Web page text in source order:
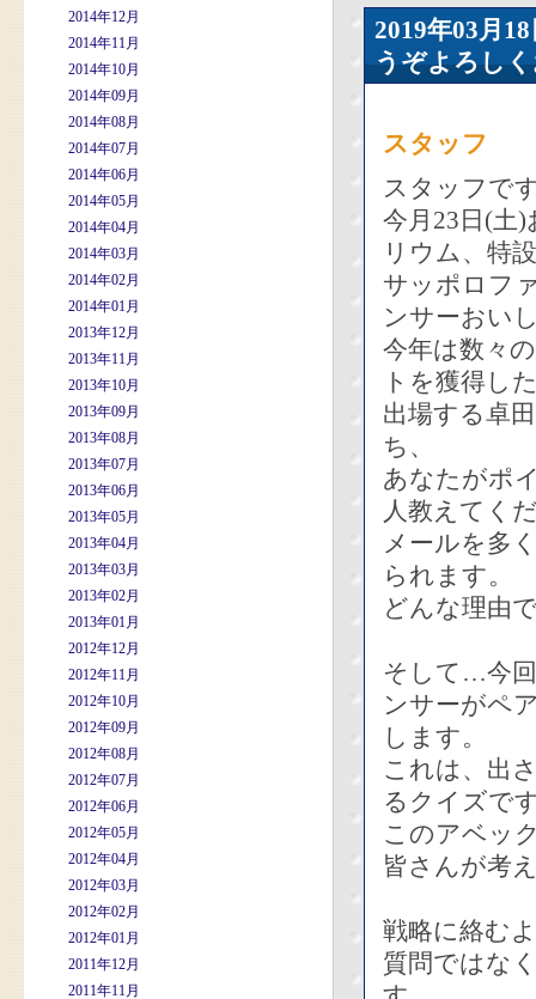
2014年12月
2014年11月
2014年10月
2014年09月
2014年08月
2014年07月
2014年06月
2014年05月
2014年04月
2014年03月
2014年02月
2014年01月
2013年12月
2013年11月
2013年10月
2013年09月
2013年08月
2013年07月
2013年06月
2013年05月
2013年04月
2013年03月
2013年02月
2013年01月
2012年12月
2012年11月
2012年10月
2012年09月
2012年08月
2012年07月
2012年06月
2012年05月
2012年04月
2012年03月
2012年02月
2012年01月
2011年12月
2011年11月
2019年03
うぞよろし
スタッフ
スタッフで
今月23日(土
リウム、特
サッポロフ
ンサーおい
今年は数々
トを獲得し
出場する卓
ち、
あなたがポ
人教えてく
メールを多
られます。
どんな理由
そして…今
ンサーがペ
します。
これは、出
るクイズで
このアベッ
皆さんが考
戦略に絡む
質問ではな